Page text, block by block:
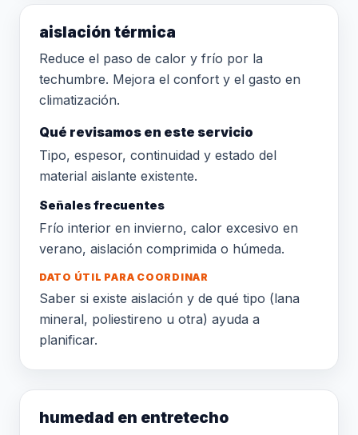
aislación térmica
Reduce el paso de calor y frío por la
techumbre. Mejora el confort y el gasto en
climatización.
Qué revisamos en este servicio
Tipo, espesor, continuidad y estado del
material aislante existente.
Señales frecuentes
Frío interior en invierno, calor excesivo en
verano, aislación comprimida o húmeda.
DATO ÚTIL PARA COORDINAR
Saber si existe aislación y de qué tipo (lana
mineral, poliestireno u otra) ayuda a
planificar.
humedad en entretecho